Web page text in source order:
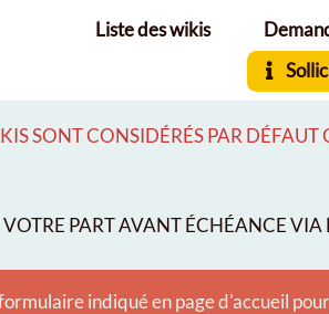
Liste des wikis
SONT CONSIDÉRÉS PAR DÉFAUT
PART AVANT ÉCHÉANCE
indiqué en page d'accueil